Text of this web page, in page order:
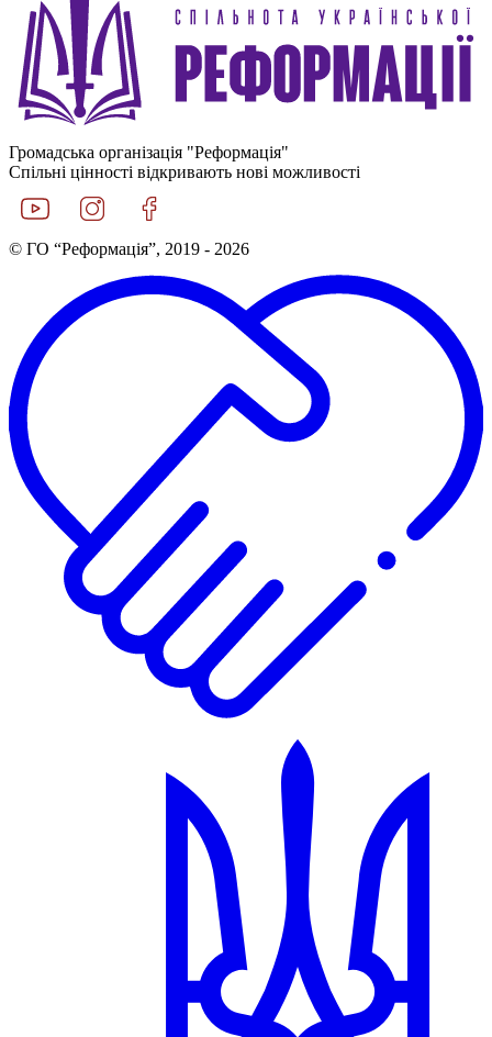
Громадська організація "Реформація"
Спільні цінності відкривають нові можливості
© ГО “Реформація”, 2019 - 2026